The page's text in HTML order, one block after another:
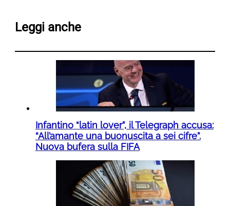
Leggi anche
Infantino “latin lover”, il Telegraph accusa:
“All’amante una buonuscita a sei cifre”.
Nuova bufera sulla FIFA